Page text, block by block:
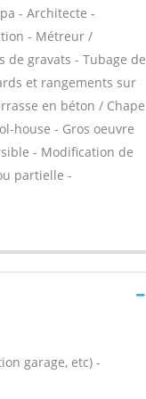
- Architecte -
- Métreur /
de gravats - Tubage de
et rangements sur
en béton / Chape
house - Gros oeuvre
- Modification de
partielle -
garage, etc) -